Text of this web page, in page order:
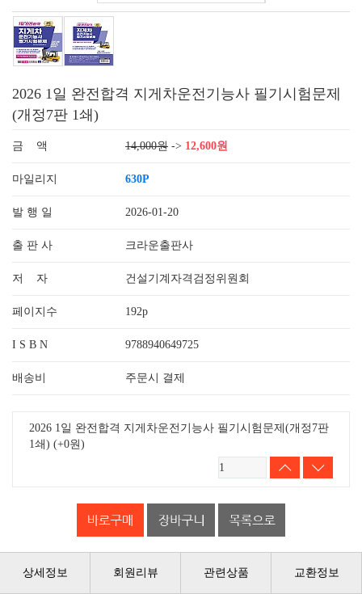
2026 1일 완전합격 지게차운전기능사 필기시험문제
(개정7판 1쇄)
금 액 14,000원 -> 12,600원
마일리지 630P
발 행 일 2026-01-20
출 판 사 크라운출판사
저 자 건설기계자격검정위원회
페이지수 192p
I S B N 9788940649725
배송비 주문시 결제
2026 1일 완전합격 지게차운전기능사 필기시험문제(개정7판
1쇄) (+0원)
상세정보 회원리뷰 관련상품 교환정보